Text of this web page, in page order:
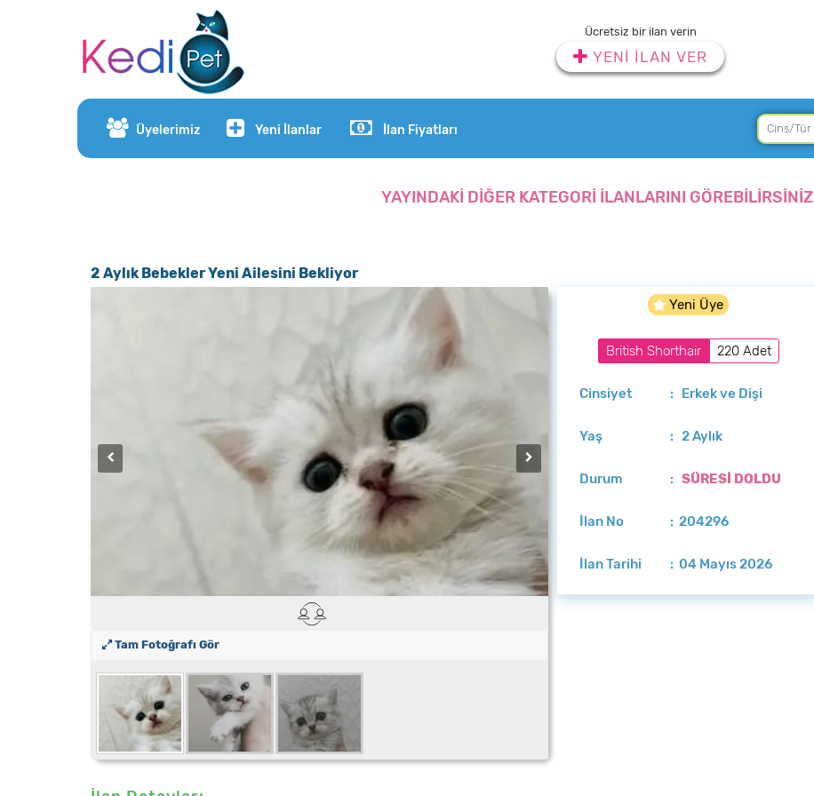
Ücretsiz bir ilan verin
YENİ İLAN VER
Üyelerimiz Yeni İlanlar İlan Fiyatları
YAYINDAKİ DİĞER KATEGORİ İLANLARINI GÖREBİLİRSİNİZ
2 Aylık Bebekler Yeni Ailesini Bekliyor
Tam Fotoğrafı Gör
Yeni Üye
British Shorthair 220 Adet
Cinsiyet : Erkek ve Dişi
Yaş : 2 Aylık
Durum :SÜRESİ DOLDU
İlan No : 204296
İlan Tarihi : 04 Mayıs 2026